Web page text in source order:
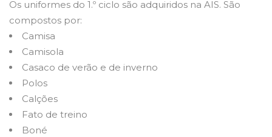
Os uniformes do 1.º ciclo são adquiridos na AIS. São
compostos por:
Camisa
Camisola
Casaco de verão e de inverno
Polos
Calções
Fato de treino
Boné